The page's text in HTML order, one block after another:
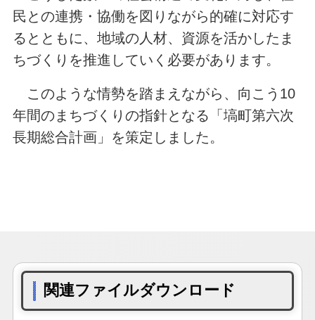
民との連携・協働を図りながら的確に対応す
るとともに、地域の人材、資源を活かしたま
ちづくりを推進していく必要があります。
このような情勢を踏まえながら、向こう10
年間のまちづくりの指針となる「塙町第六次
長期総合計画」を策定しました。
関連ファイルダウンロード